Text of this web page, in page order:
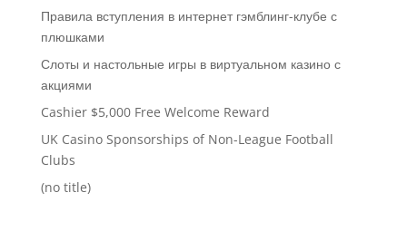
Правила вступления в интернет гэмблинг-клубе с
плюшками
Слоты и настольные игры в виртуальном казино с
акциями
Cashier $5,000 Free Welcome Reward
UK Casino Sponsorships of Non-League Football
Clubs
(no title)